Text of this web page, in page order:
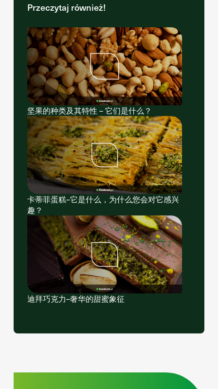
Przeczytaj również!
坚果的种类及其特性 – 它们是什么？
卡蒂菲蛋糕–它是什么，为什么您会对它感兴
趣？
迪拜巧克力–奢华的甜蜜象征